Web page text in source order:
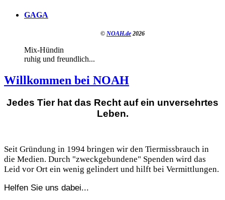
GAGA
© NOAH.de 2026
Mix-Hündin
ruhig und freundlich...
Willkommen bei NOAH
Jedes Tier hat das Recht auf ein unversehrtes
Leben.
Seit Gründung in 1994 bringen wir den Tiermissbrauch in
die Medien. Durch "zweckgebundene" Spenden wird das
Leid vor Ort ein wenig gelindert und hilft bei Vermittlungen.
Helfen Sie uns dabei...